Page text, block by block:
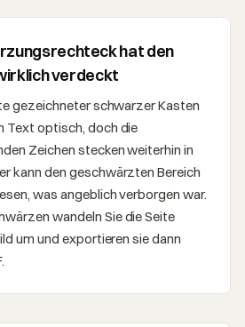
hat den
verdeckt
gezeichneter schwarzer Kasten
Text optisch, doch die
Zeichen stecken weiterhin in
kann den geschwärzten Bereich
was angeblich verborgen war.
wandeln Sie die Seite
um und exportieren sie dann